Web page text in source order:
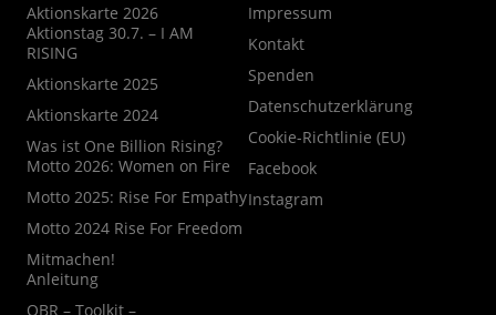
Aktionskarte 2026
Aktionstag 30.7. – I AM
RISING
Aktionskarte 2025
Aktionskarte 2024
Was ist One Billion Rising?
Motto 2026: Women on Fire
Motto 2025: Rise For Empathy
Motto 2024 Rise For Freedom
Mitmachen!
Anleitung
OBR – Toolkit –
Impressum
Kontakt
Spenden
Datenschutzerklärung
Cookie-Richtlinie (EU)
Facebook
Instagram